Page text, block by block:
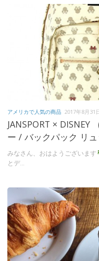
アメリカで人気の商品 2017年8月31
JANSPORT × DISNEY
ー / バックパック リュ
みなさん、おはようございます
とデ...